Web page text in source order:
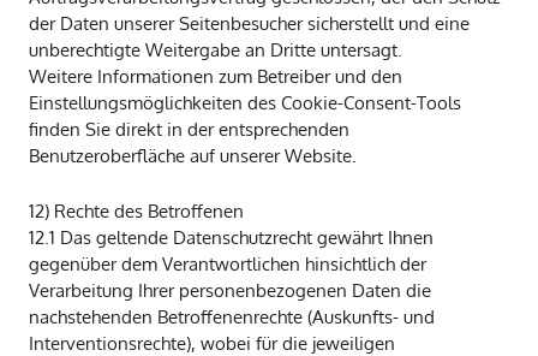
der Daten unserer Seitenbesucher sicherstellt und eine
unberechtigte Weitergabe an Dritte untersagt.
Weitere Informationen zum Betreiber und den
Einstellungsmöglichkeiten des Cookie-Consent-Tools
finden Sie direkt in der entsprechenden
Benutzeroberfläche auf unserer Website.
12) Rechte des Betroffenen
12.1 Das geltende Datenschutzrecht gewährt Ihnen
gegenüber dem Verantwortlichen hinsichtlich der
Verarbeitung Ihrer personenbezogenen Daten die
nachstehenden Betroffenenrechte (Auskunfts- und
Interventionsrechte), wobei für die jeweiligen